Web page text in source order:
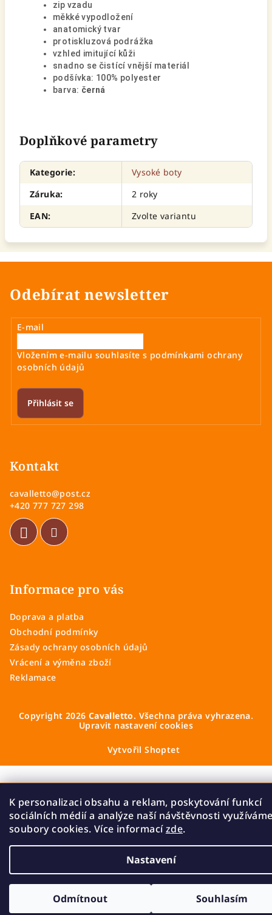
K personalizaci obsahu a reklam, poskytování funkcí
sociálních médií a analýze naší návštěvnosti
soubory cookies. Více informacízde.
Nastavení
Odmítnout Souhlasím
zip vzadu
měkké vypodložení
anatomický tvar
protiskluzová podrážka
vzhled imitující kůži
snadno se čistící vnější materiál
podšívka: 100% polyester
barva: černá
Doplňkové parametry
Kategorie:
Vysoké boty
Záruka:
2 roky
EAN: Zvolte variantu
Odebírat newsletter
E-mail
Vložením e-mailu souhlasíte s podmínkami ochrany
osobních údajů
Přihlásit se
Kontakt
cavalletto@post.cz
+420 777 727 298
Informace pro vás
Doprava a platba
Obchodní podmínky
Zásady ochrany osobních údajů
Vrácení a výměna zboží
Reklamace
Copyright 2026 Cavalletto. Všechna práva vyhrazena.
Upravit nastavení cookies
Vytvořil Shoptet